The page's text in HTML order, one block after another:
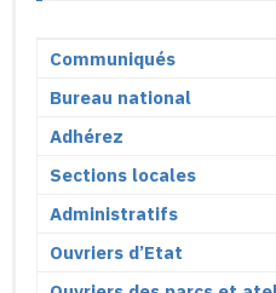
Communiqués
Bureau national
Adhérez
Sections locales
Administratifs
Ouvriers d’Etat